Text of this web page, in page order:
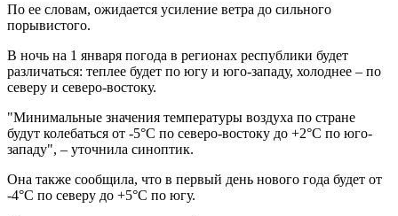
По ее словам, ожидается усиление ветра до сильного
порывистого.
В ночь на 1 января погода в регионах республики будет
различаться: теплее будет по югу и юго-западу, холоднее – по
северу и северо-востоку.
"Минимальные значения температуры воздуха по стране
будут колебаться от -5°С по северо-востоку до +2°С по юго-
западу", – уточнила синоптик.
Она также сообщила, что в первый день нового года будет от
-4°С по северу до +5°С по югу.